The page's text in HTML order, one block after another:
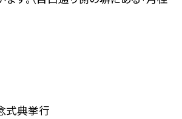
式典挙行